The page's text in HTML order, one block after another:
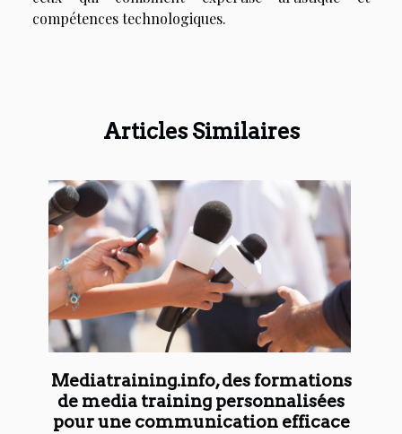
compétences technologiques.
Articles Similaires
Mediatraining.info, des formations
de media training personnalisées
pour une communication efficace